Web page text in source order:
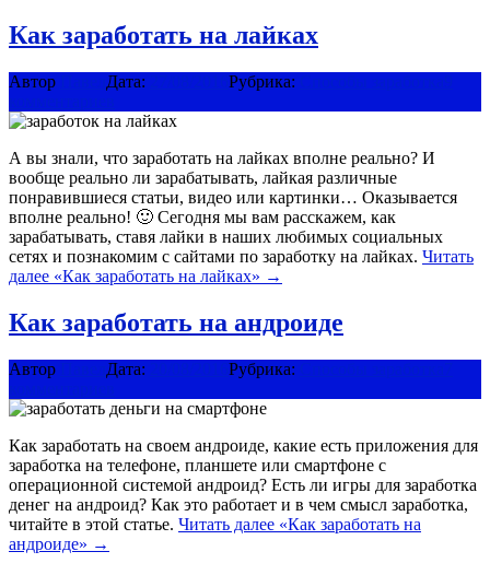
Как заработать на лайках
Автор Дата: Рубрика:
А вы знали, что заработать на лайках вполне реально? И
вообще реально ли зарабатывать, лайкая различные
понравившиеся статьи, видео или картинки… Оказывается
вполне реально! 🙂 Сегодня мы вам расскажем, как
зарабатывать, ставя лайки в наших любимых социальных
сетях и познакомим с сайтами по заработку на лайках. Читать
далее «Как заработать на лайках» →
Как заработать на андроиде
Автор Дата: Рубрика:
Как заработать на своем андроиде, какие есть приложения для
заработка на телефоне, планшете или смартфоне с
операционной системой андроид? Есть ли игры для заработка
денег на андроид? Как это работает и в чем смысл заработка,
читайте в этой статье. Читать далее «Как заработать на
андроиде» →